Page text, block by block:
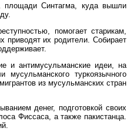
площади Синтагма, куда вышли
помогает старикам,
приводят их родители. Собирает
и антимусульманские идеи, на
туркоязычного
из мусульманских стран
денег, подготовкой своих
Фиссаса, а также пакистанца.